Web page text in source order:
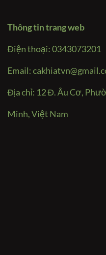
Thông tin trang web
Điện thoại: 0343073201
Email:
Địa chỉ: 12 Đ. Âu Cơ,
Minh, Việt Nam